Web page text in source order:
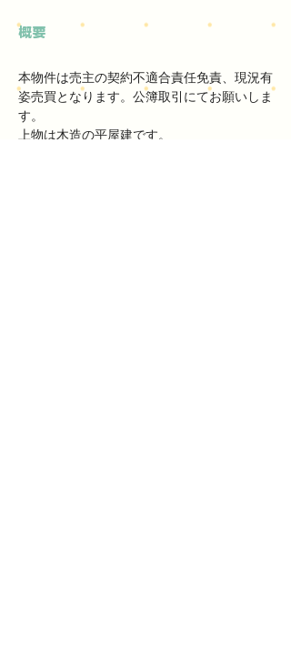
概要
本物件は売主の契約不適合責任免責、現況有
姿売買となります。公簿取引にてお願いしま
す。
上物は木造の平屋建です。